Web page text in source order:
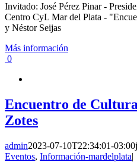
Invitado: José Pérez Pinar -
Centro CyL Mar del Plata -
y Néstor Seijas
Más información
0
Encuentro de
Zotes
admin2023-07-10T22:34:01-03:00
Eventos, Información-mardelplata|